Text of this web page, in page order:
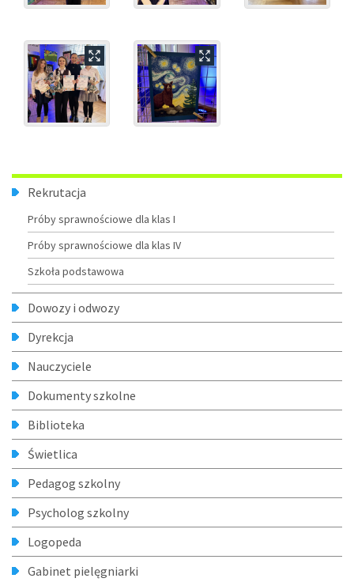
MenuRekrutacja
Próby sprawnościowe dla klas I
Próby sprawnościowe dla klas IV
Szkoła podstawowa
Dowozy i odwozy
Dyrekcja
Nauczyciele
Dokumenty szkolne
Biblioteka
Świetlica
Pedagog szkolny
Psycholog szkolny
Logopeda
Gabinet pielęgniarki